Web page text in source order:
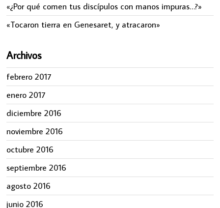
«¿Por qué comen tus discípulos con manos impuras…?»
«Tocaron tierra en Genesaret, y atracaron»
Archivos
febrero 2017
enero 2017
diciembre 2016
noviembre 2016
octubre 2016
septiembre 2016
agosto 2016
junio 2016